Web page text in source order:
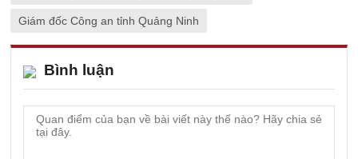
Giám đốc Công an tỉnh Quảng Ninh
Bình luận